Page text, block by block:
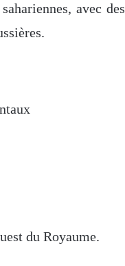
avec des
du Royaume.